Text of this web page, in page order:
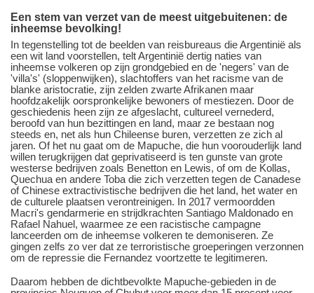
​​​​​​​Een stem van verzet van de meest uitgebuitenen: de
inheemse bevolking!
In tegenstelling tot de beelden van reisbureaus die Argentinië als
een wit land voorstellen, telt Argentinië dertig naties van
inheemse volkeren op zijn grondgebied en de 'negers' van de
'villa's' (sloppenwijken), slachtoffers van het racisme van de
blanke aristocratie, zijn zelden zwarte Afrikanen maar
hoofdzakelijk oorspronkelijke bewoners of mestiezen. Door de
geschiedenis heen zijn ze afgeslacht, cultureel vernederd,
beroofd van hun bezittingen en land, maar ze bestaan nog
steeds en, net als hun Chileense buren, verzetten ze zich al
jaren. Of het nu gaat om de Mapuche, die hun voorouderlijk land
willen terugkrijgen dat geprivatiseerd is ten gunste van grote
westerse bedrijven zoals Benetton en Lewis, of om de Kollas,
Quechua en andere Toba die zich verzetten tegen de Canadese
of Chinese extractivistische bedrijven die het land, het water en
de culturele plaatsen verontreinigen. In 2017 vermoordden
Macri's gendarmerie en strijdkrachten Santiago Maldonado en
Rafael Nahuel, waarmee ze een racistische campagne
lanceerden om de inheemse volkeren te demoniseren. Ze
gingen zelfs zo ver dat ze terroristische groeperingen verzonnen
om de repressie die Fernandez voortzette te legitimeren.
Daarom hebben de dichtbevolkte Mapuche-gebieden in de